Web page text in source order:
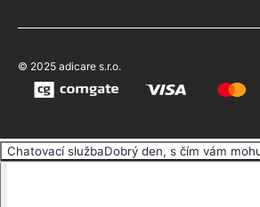
© 2025 adicare s.r.o.